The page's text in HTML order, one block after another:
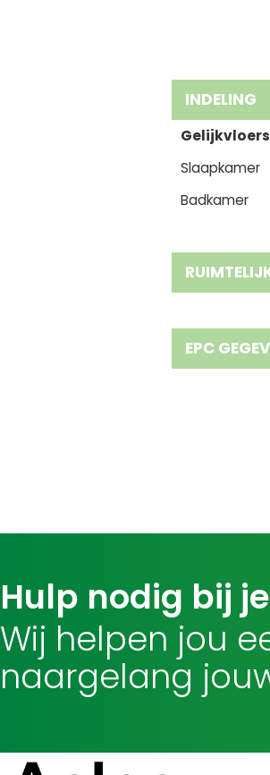
INDELING
Gelijkvloers
Slaapkamer
Badkamer
EPC
Hulp nodig bij
Wij helpen jou
naargelang